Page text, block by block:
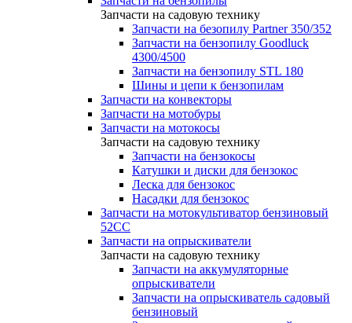
Запчасти на садовую технику
Запчасти на безопилу Partner 350/352
Запчасти на бензопилу Goodluck
4300/4500
Запчасти на бензопилу STL 180
Шины и цепи к бензопилам
Запчасти на конвекторы
Запчасти на мотобуры
Запчасти на мотокосы
Запчасти на садовую технику
Запчасти на бензокосы
Катушки и диски для бензокос
Леска для бензокос
Насадки для бензокос
Запчасти на мотокультиватор бензиновый
52СС
Запчасти на опрыскиватели
Запчасти на садовую технику
Запчасти на аккумуляторные
опрыскиватели
Запчасти на опрыскиватель садовый
бензиновый